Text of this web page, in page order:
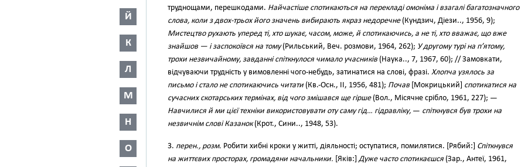
Й
К
Л
М
Н
О
труднощами, перешкодами. Найчастіше спотикаються на перекладі омоніма і взагалі багатозначного
слова, коли з двох-трьох його значень вибирають якраз недоречне(Кундзич, Діези.., 1956, 9);
Мистецтво рухають уперед ті, хто шукає, часом, може, й спотикаючись, а не ті, хто вважає, що вже
знайшов — і заспокоївся на тому(Рильський, Веч. розмови, 1964, 262); У другому турі на п’ятому,
трохи незвичайному, завданні спіткнулося чимало учасників (Наука.., 7, 1967, 60); // Замовкати,
відчуваючи трудність у вимовленні чого-небудь, затинатися на слові, фразі. Хлопча узялось за
письмо і стало не спотикаючись читати (Кв.-Осн., II, 1956, 481); Почав [Мокрицький] спотикатися на
сучасних скотарських термінах, від чого змішався ще гірше(Вол., Місячне срібло, 1961, 227); —
Навчилися й ми цієї техніки використовувати оту саму гід… гідравліку, — спіткнувся був трохи на
незвичнім слові Казанок(Крот., Сини.., 1948, 53).
3. перен., розм. Робити хибні кроки у житті, діяльності; оступатися, помилятися. [Рябий:] Спіткнувся
на життєвих просторах, громадяни начальники. [Яків:]Дуже часто спотикаєшся (Зар., Антеї, 1961,